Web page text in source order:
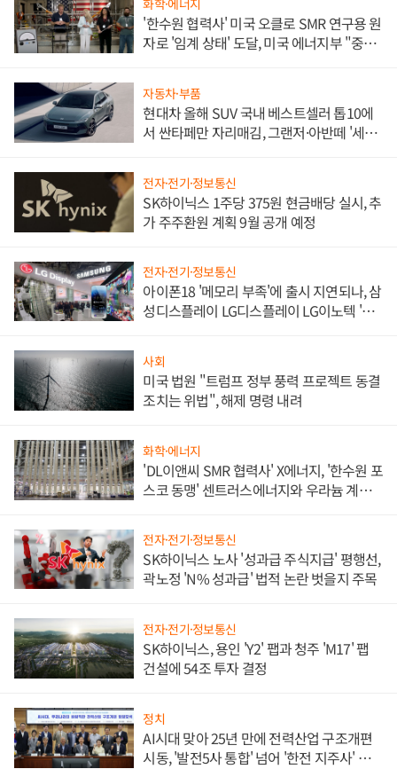
화학·에너지
'한수원 협력사' 미국 오클로 SMR 연구용 원
자로 '임계 상태' 도달, 미국 에너지부 "중요
자동차·부품
현대차 올해 SUV 국내 베스트셀러 톱10에
서 싼타페만 자리매김, 그랜저·아반떼 '세단
전자·전기·정보통신
SK하이닉스 1주당 375원 현금배당 실시, 추
가 주주환원 계획 9월 공개 예정
전자·전기·정보통신
아이폰18 '메모리 부족'에 출시 지연되나, 삼
성디스플레이 LG디스플레이 LG이노텍 '탈
사회
미국 법원 "트럼프 정부 풍력 프로젝트 동결
조치는 위법", 해제 명령 내려
화학·에너지
'DL이앤씨 SMR 협력사' X에너지, '한수원 포
스코 동맹' 센트러스에너지와 우라늄 계약
전자·전기·정보통신
SK하이닉스 노사 '성과급 주식지급' 평행선,
곽노정 'N% 성과급' 법적 논란 벗을지 주목
전자·전기·정보통신
SK하이닉스, 용인 'Y2' 팹과 청주 'M17' 팹
건설에 54조 투자 결정
정치
AI시대 맞아 25년 만에 전력산업 구조개편
시동, '발전5사 통합' 넘어 '한전 지주사' 재편